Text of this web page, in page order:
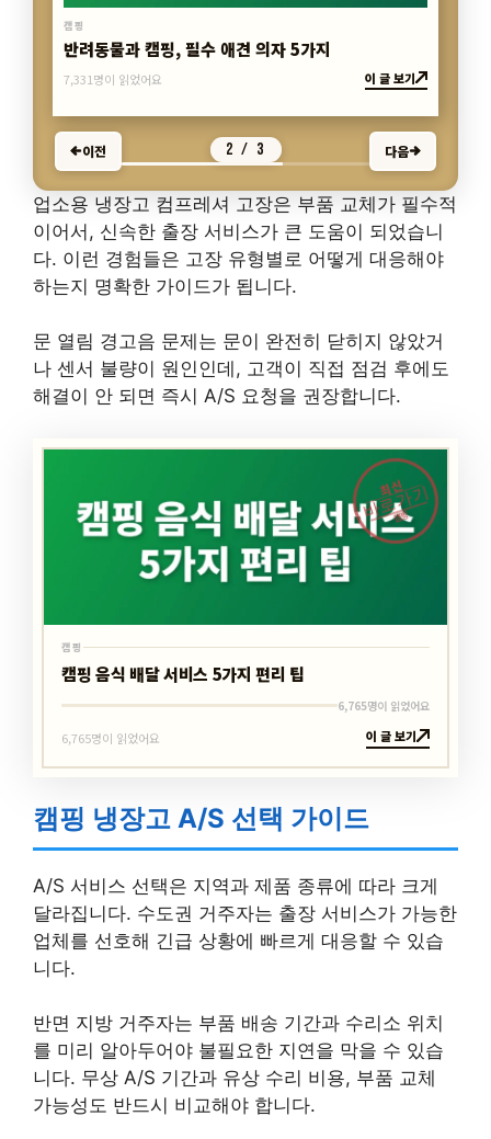
캠핑
반려동물과 캠핑, 필수 애견 의자 5가지
7,331명이 읽었어요 이 글 보기
이전 2 / 3 다음
업소용 냉장고 컴프레셔 고장은 부품 교체가 필수적
이어서, 신속한 출장 서비스가 큰 도움이 되었습니
다. 이런 경험들은 고장 유형별로 어떻게 대응해야
하는지 명확한 가이드가 됩니다.
문 열림 경고음 문제는 문이 완전히 닫히지 않았거
나 센서 불량이 원인인데, 고객이 직접 점검 후에도
해결이 안 되면 즉시 A/S 요청을 권장합니다.
최신
바로가기
캠핑
캠핑
캠핑 음식 배달 서비스 5가지 편리 팁
6,765명이 읽었어요
6,765명이 읽었어요 이 글 보기
캠핑 냉장고 A/S 선택 가이드
A/S 서비스 선택은 지역과 제품 종류에 따라 크게
달라집니다. 수도권 거주자는 출장 서비스가 가능한
업체를 선호해 긴급 상황에 빠르게 대응할 수 있습
니다.
반면 지방 거주자는 부품 배송 기간과 수리소 위치
를 미리 알아두어야 불필요한 지연을 막을 수 있습
니다. 무상 A/S 기간과 유상 수리 비용, 부품 교체
가능성도 반드시 비교해야 합니다.